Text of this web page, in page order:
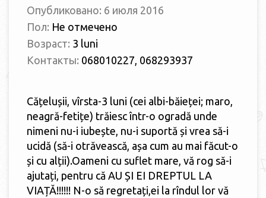
Опубликовано: 6 июля 2016
Пол: Не отмечено
Возраст: 3 luni
Контакты: 068010227, 068293937
Cățelușii, vîrsta-3 luni (cei albi-băieței; maro,
neagră-fetițe) trăiesc într-o ogradă unde
nimeni nu-i iubește, nu-i suportă și vrea să-i
ucidă (să-i otrăvească, așa cum au mai făcut-o
și cu alții).Oameni cu suflet mare, vă rog să-i
ajutați, pentru că AU ȘI EI DREPTUL LA
VIAȚĂ!!!!!! N-o să regretați,ei la rîndul lor vă